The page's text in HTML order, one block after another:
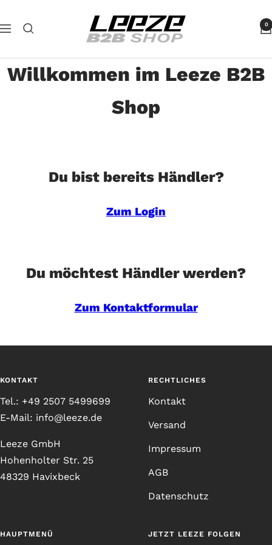
zum
Navigation
Leeze
B2B
0
Willkommen im Leeze B2B
Shop
Du bist bereits Händler?
Zum Login
Du möchtest Händler werden?
Zum Kontaktformular
KONTAKT
Tel.: +49 2507 5499699
E-Mail: info@leeze.de
Leeze GmbH
Hohenholter Str. 25
48329 Havixbeck
RECHTLICHES
Kontakt
Versand
Impressum
AGB
Datenschutz
HAUPTMENÜ JETZT LEEZE FOLGEN